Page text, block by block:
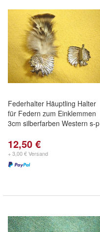
Federhalter Häuptling Halter
für Federn zum Einklemmen
3cm silberfarben Western s-p
12,50 €
+ 3,00 € Versand